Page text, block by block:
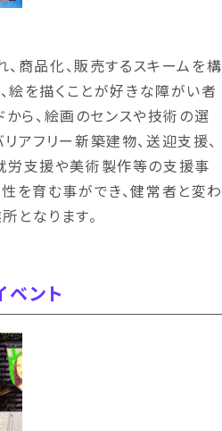
商品化、販売するスキームを構
絵を描くことが好きな障がい者
から、絵画のセンスや技術の選
アフリー新築建物、送迎支援、
労支援や美術製作等の支援事
を育む事ができ、健常者と変わ
となります。
ベント